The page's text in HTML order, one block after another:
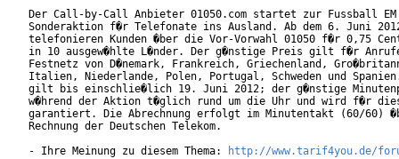
Der Call-by-Call Anbieter 01050.com startet zur Fussball
Sonderaktion f�r Telefonate ins Ausland. Ab dem 6. Juni
telefonieren Kunden �ber die Vor-Vorwahl 01050 f�r 0,75
in 10 ausgew�hlte L�nder. Der g�nstige Preis gilt f�r
Festnetz von D�nemark, Frankreich, Griechenland,
Italien, Niederlande, Polen, Portugal, Schweden und
gilt bis einschlie�lich 19. Juni 2012; der g�nstige
w�hrend der Aktion t�glich rund um die Uhr und wird f�r
garantiert. Die Abrechnung erfolgt im Minutentakt (60/60)
Rechnung der Deutschen Telekom.
- Ihre Meinung zu diesem Thema:
http://www.tarif4you.de/